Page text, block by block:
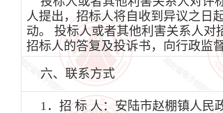
人提出，招标人将自收到异议之日
动。 投标人或者其他利害关系人
招标人的答复及投诉书，向行政监
六、联系方式
1．招 标 人：安陆市赵棚镇人民